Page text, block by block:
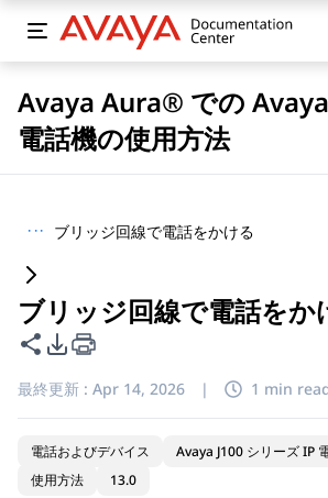
Avaya Aura® での Avaya
電話機の使用方法
··· ブリッジ回線で電話をかける
ブリッジ回線で電話をか
このページを共有
PDFエクスポートオプション
最終更新 : Apr 14, 2026 | 1 min
電話およびデバイス
Avaya J100 シリーズ IP
使用方法
13.0